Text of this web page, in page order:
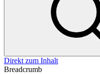
Direkt zum Inhalt
Breadcrumb